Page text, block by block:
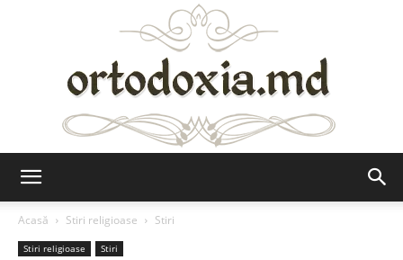
Acasă
Stiri religioase Stiri
Stiri religioase Stiri